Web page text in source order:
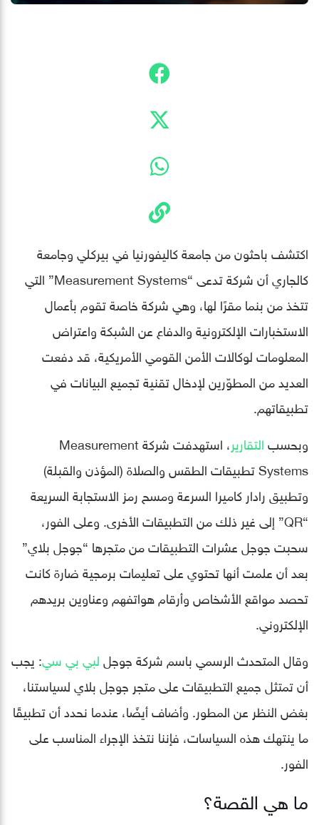
اكتشف باحثون من جامعة كاليفورنيا في بيركلي وجامعة
كالجاري أن شركة تدعى “Measurement Systems” التي
تتخذ من بنما مقرًا لها، وهي شركة خاصة تقوم بأعمال
الاستخبارات الإلكترونية والدفاع عن الشبكة واعتراض
المعلومات لوكالات الأمن القومي الأمريكية، قد دفعت
العديد من المطوّرين لإدخال تقنية تجميع البيانات في
تطبيقاتهم.
وبحسبالتقارير
، استهدفت شركة Measurement
Systems تطبيقات الطقس والصلاة (المؤذن والقبلة)
وتطبيق رادار كاميرا السرعة ومسح رمز الاستجابة السريعة
“QR” إلى غير ذلك من التطبيقات الأخرى. وعلى الفور،
سحبت جوجل عشرات التطبيقات من متجرها “جوجل بلاي”
بعد أن علمت أنها تحتوي على تعليمات برمجية ضارة كانت
تحصد مواقع الأشخاص وأرقام هواتفهم وعناوين بريدهم
الإلكتروني.
وقال المتحدث الرسمي باسم شركة جوجللبي بي سي: يجب
أن تمتثل جميع التطبيقات على متجر جوجل بلاي لسياستنا،
بغض النظر عن المطور. وأضاف أيضًا، عندما نحدد أن تطبيقًا
ما ينتهك هذه السياسات، فإننا نتخذ الإجراء المناسب على
الفور.
ما هي القصة؟